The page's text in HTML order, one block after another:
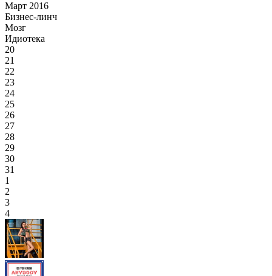
Март 2016
Бизнес-линч
Мозг
Идиотека
20
21
22
23
24
25
26
27
28
29
30
31
1
2
3
4